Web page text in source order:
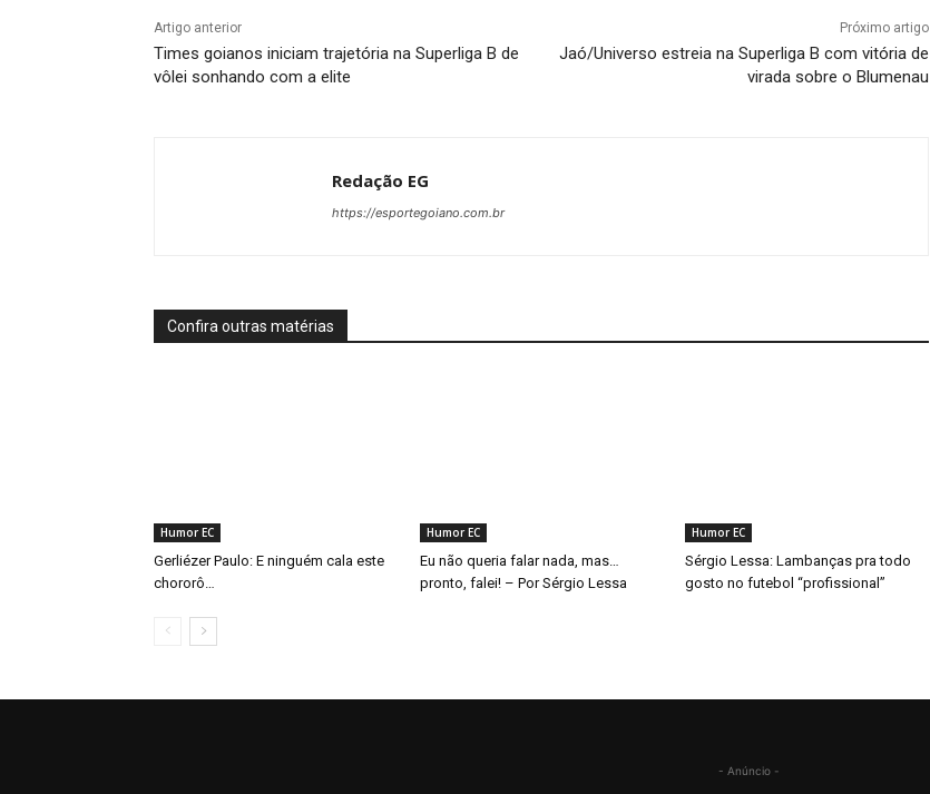
Artigo anterior
Times goianos iniciam trajetória na Superliga B de
vôlei sonhando com a elite
Próximo artigo
Jaó/Universo estreia na Superliga B com vitória de
virada sobre o Blumenau
Redação EG
https://esportegoiano.com.br
Confira outras matérias
Humor EC
Gerliézer Paulo: E ninguém cala este
chororô…
Humor EC
Eu não queria falar nada, mas…
pronto, falei! – Por Sérgio Lessa
Humor EC
Sérgio Lessa: Lambanças pra todo
gosto no futebol “profissional”
- Anúncio -